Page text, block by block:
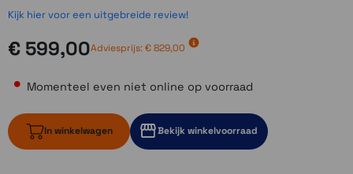
Kijk hier voor een uitgebreide review!
€ 599,00Adviesprijs:€ 829,00
Momenteel even niet online op voorraad
In winkelwagen Bekijk winkelvoorraad